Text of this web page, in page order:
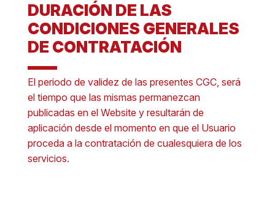
DURACIÓN DE LAS
CONDICIONES GENERALES
DE CONTRATACIÓN
El periodo de validez de las presentes CGC, será
el tiempo que las mismas permanezcan
publicadas en el Website y resultarán de
aplicación desde el momento en que el Usuario
proceda a la contratación de cualesquiera de los
servicios.